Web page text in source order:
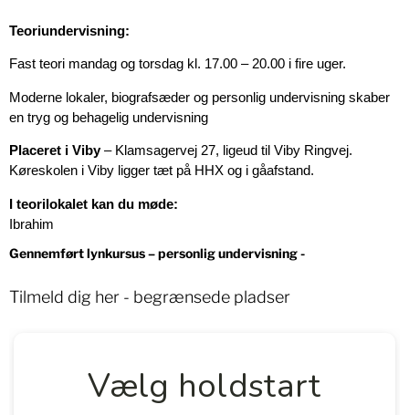
Teoriundervisning:
Fast teori mandag og torsdag kl. 17.00 – 20.00 i fire uger.
Moderne lokaler, biografsæder og personlig undervisning skaber
en tryg og behagelig undervisning
Placeret i Viby– Klamsagervej 27, ligeud til Viby Ringvej.
Køreskolen i Viby ligger tæt på HHX og i gåafstand.
I teorilokalet kan du møde:
Ibrahim
Gennemført lynkursus – personlig undervisning -
Tilmeld dig her - begrænsede pladser